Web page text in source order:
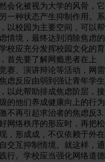
会化被视为大学的风骨，它
一种状态产生抑制作用。系
以校园为主要空间，可以帮
情境，最终达到消除焦虑的
校应充分发挥校园文化的育
首先要了解网瘾患者在上
赛、演讲辩论等活动，网需
虑反应由弱到强让青年学生
以此帮助排成焦虑阶层，接
的他们养成健康向上的行为
不再引起求治者的焦虑反3.
网络秩序的形应时，再把松
，形成成，不仅依赖于外在
交互抑制情境。就这样，通
行。学校应当强化网络道德